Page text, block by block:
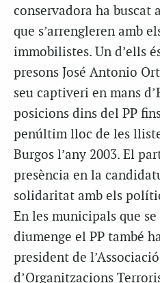
conservadora ha buscat
que s’arrengleren amb
immobilistes. Un d’ells
presons José Antonio
seu captiveri en mans
posicions dins del PP
penúltim lloc de les
Burgos l’any 2003. El
presència en la
solidaritat amb els
En les municipals que
diumenge el PP també
president de
d’Organitzacions